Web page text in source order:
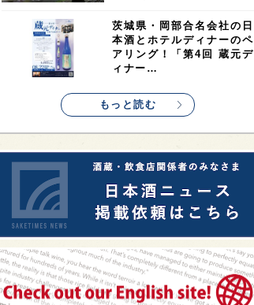
イギリス ノルウェー 1 新宿区
歌舞伎町 1 沖縄県 1 鳥取県 1
saketimes_image_4
茨城県・岡部合名会社の日
本酒とホテルディナーのペ
アリング！「第4回 蔵元デ
ィナー…
もっと読む